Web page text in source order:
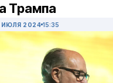
Трампа
ИЮЛЯ 2024 15:35